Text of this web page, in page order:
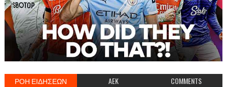
ΡΟΗ ΕΙΔΗΣΕΩΝ AEK COMMENTS